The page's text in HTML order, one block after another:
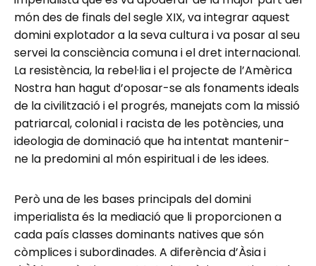
món des de finals del segle XIX, va integrar aquest
domini explotador a la seva cultura i va posar al seu
servei la consciència comuna i el dret internacional.
La resistència, la rebel·lia i el projecte de l’Amèrica
Nostra han hagut d’oposar-se als fonaments ideals
de la civilització i el progrés, manejats com la missió
patriarcal, colonial i racista de les potències, una
ideologia de dominació que ha intentat mantenir-
ne la predomini al món espiritual i de les idees.
Però una de les bases principals del domini
imperialista és la mediació que li proporcionen a
cada país classes dominants natives que són
còmplices i subordinades. A diferència d’Àsia i